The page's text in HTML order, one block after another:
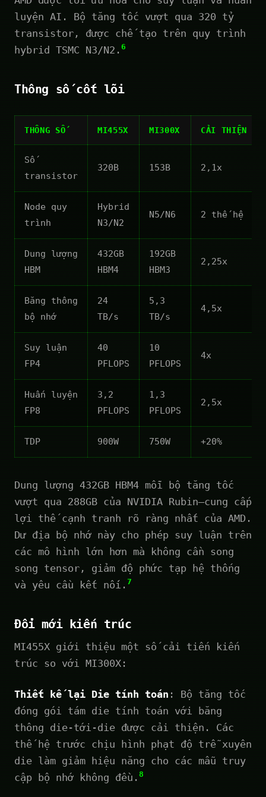
luyện AI. Bộ tăng tốc vượt qua 320 tỷ
transistor, được chế tạo trên quy trình
hybrid TSMC N3/N2. 6
Thông số cốt lõi
THÔNG SỐ MI455X MI300X CẢI THIỆN
Số
transistor
320B 153B 2,1x
Node quy
trình
Hybrid
N3/N2
N5/N6 2 thế hệ
Dung lượng
HBM
432GB
HBM4
192GB
HBM3
2,25x
Băng thông
bộ nhớ
24
TB/s
5,3
TB/s
4,5x
Suy luận
FP4
40
PFLOPS
10
PFLOPS
4x
Huấn luyện
FP8
3,2
PFLOPS
1,3
PFLOPS
2,5x
TDP 900W 750W +20%
Dung lượng 432GB HBM4 mỗi bộ tăng tốc
vượt qua 288GB của NVIDIA Rubin—cung cấp
lợi thế cạnh tranh rõ ràng nhất của AMD.
Dư địa bộ nhớ này cho phép suy luận trên
các mô hình lớn hơn mà không cần song
song tensor, giảm độ phức tạp hệ thống
và yêu cầu kết nối. 7
Đổi mới kiến trúc
MI455X giới thiệu một số cải tiến kiến
trúc so với MI300X:
Thiết kế lại Die tính toán : Bộ tăng tốc
đóng gói tám die tính toán với băng
thông die-tới-die được cải thiện. Các
thế hệ trước chịu hình phạt độ trễ xuyên
die làm giảm hiệu năng cho các mẫu truy
cập bộ nhớ không đều. 8